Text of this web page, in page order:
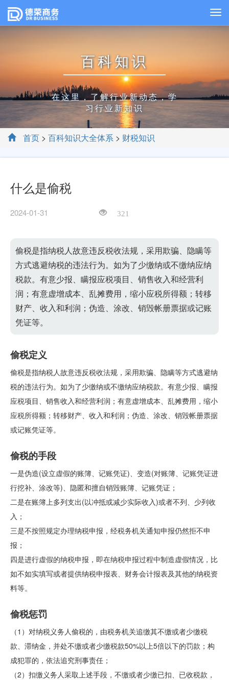
百科知识
在这里，了解行业新动态，学
习行业新知识
首页 > 百科知识大全体系 > 财税知识
什么是偷税
2024-01-31 321
偷税是指纳税人故意违反税收法规，采用欺骗、隐瞒等
方式逃避纳税的违法行为。如为了少缴纳或不缴纳应纳
税款。有意少报、瞒报应税项目、销售收入和经营利
润；有意虚增成本、乱摊费用，缩小应税所得额；转移
财产、收入和利润；伪造、涂改、销毁帐册票据或记账
凭证等。
偷税定义
偷税是指纳税人故意违反税收法规，采用欺骗、隐瞒等方式逃避纳
税的违法行为。如为了少缴纳或不缴纳应纳税款。有意少报、瞒报
应税项目、销售收入和经营利润；有意虚增成本、乱摊费用，缩小
应税所得额；转移财产、收入和利润；伪造、涂改、销毁帐册票据
或记账凭证等。
偷税的手段
一是伪造(设立虚假的账簿、记账凭证)、变造(对账簿、记账凭证进
行挖补、涂改等)、隐匿和擅自销毁账簿、记账凭证；
二是在账簿上多列支出(以冲抵或减少实际收入)或者不列、少列收
入；
三是不按照规定办理纳税申报，经税务机关通知申报仍然拒不申
报；
四是进行虚假的纳税申报，即在纳税申报过程中制造虚假情况，比
如不如实填写或者提供纳税申报表、财务会计报表及其他的纳税资
料等。
偷税惩罚
（1）对纳税义务人偷税的，由税务机关追缴其不缴或者少缴税
款、滞纳金，并处不缴或者少缴税款50%以上5倍以下的罚款；构
成犯罪的，依法追究刑事责任；
（2）扣缴义务人采取上述手段，不缴或者少缴已扣、已收税款，